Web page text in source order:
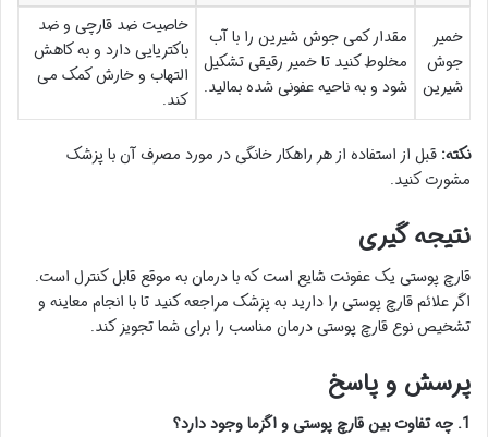
خمیر
جوش
شیرین
مقدار کمی جوش شیرین را با آب
مخلوط کنید تا خمیر رقیقی تشکیل
شود و به ناحیه عفونی شده بمالید.
خاصیت ضد قارچی و ضد
باکتریایی دارد و به کاهش
التهاب و خارش کمک می
کند.
نکته: قبل از استفاده از هر راهکار خانگی در مورد مصرف آن با پزشک
مشورت کنید.
نتیجه گیری
قارچ پوستی یک عفونت شایع است که با درمان به موقع قابل کنترل است.
اگر علائم قارچ پوستی را دارید به پزشک مراجعه کنید تا با انجام معاینه و
تشخیص نوع قارچ پوستی درمان مناسب را برای شما تجویز کند.
پرسش و پاسخ
1. چه تفاوت بین قارچ پوستی و اگزما وجود دارد؟